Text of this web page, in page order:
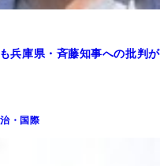
兵庫県・斉藤知事への批判が
・国際